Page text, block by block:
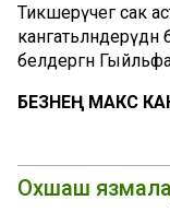
Тикшерүчегә сак
белдергән
БЕЗНЕҢ МАКС
Охшаш